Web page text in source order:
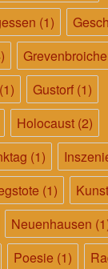
(1)
(1) Gustorf (1)
Holocaust (2)
(1)
(1) Kunst
Neuenhausen
Poesie (1)